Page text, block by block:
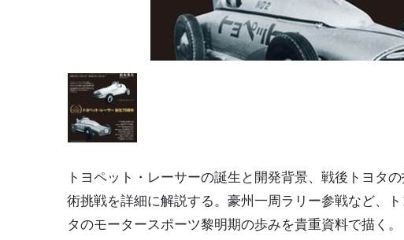
トヨペット・レーサーの誕生と開発背景、戦後トヨタの
術挑戦を詳細に解説する。豪州一周ラリー参戦など、ト
タのモータースポーツ黎明期の歩みを貴重資料で描く。